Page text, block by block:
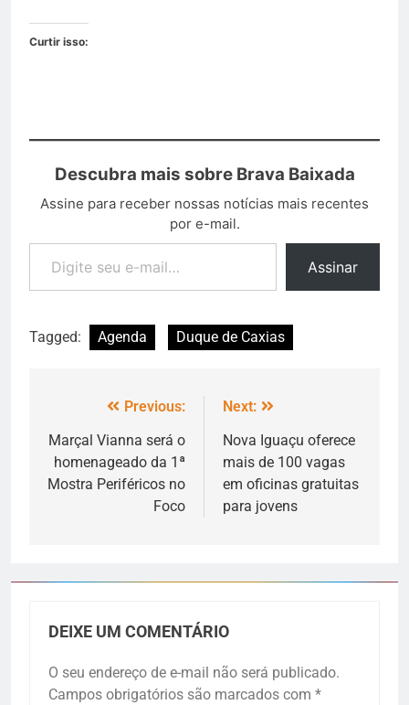
Curtir isso:
Descubra mais sobre Brava Baixada
Assine para receber nossas notícias mais recentes
por e-mail.
Assinar
Tagged: Agenda Duque de Caxias
Previous:
Marçal Vianna será o
homenageado da 1ª
Mostra Periféricos no
Foco
Next:
Nova Iguaçu oferece
mais de 100 vagas
em oficinas gratuitas
para jovens
DEIXE UM COMENTÁRIO
O seu endereço de e-mail não será publicado.
Campos obrigatórios são marcados com *